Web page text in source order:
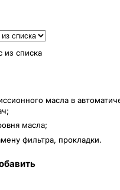
из списка
масла в
масла;
фильтра, прокладки.